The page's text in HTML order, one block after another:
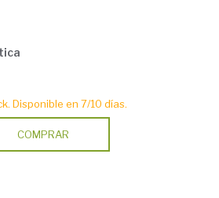
Disponible en 7/10 días.
COMPRAR